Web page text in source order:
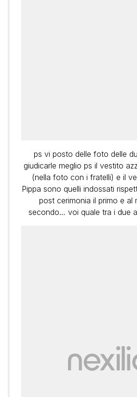
ps vi posto delle foto delle
giudicarle meglio ps il vestito
(nella foto con i fratelli) e il
Pippa sono quelli indossati
post cerimonia il primo e al
secondo… voi quale tra i due